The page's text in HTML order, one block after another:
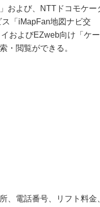
および、NTTドコモケー
「iMapFan地図ナビ交
およびEZweb向け「ケ
・閲覧ができる。
、電話番号、リフト料金